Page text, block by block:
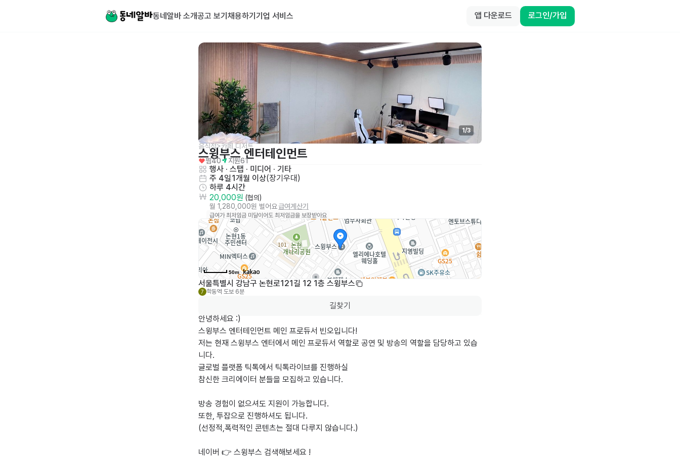
동네알바 소개공고 보기 채용하기 기업 서비스 앱 다운로드 로그인/가입
1/3
음식점>카페,디저트
스윙부스 엔터테인먼트
찜40 지원61
행사 · 스탭 · 미디어 · 기타
주 4일1개월 이상(장기우대 )
하루 4시간
20,000원 (협의)
월 1,280,000원 벌어요급여계산기
급여가 최저임금 미달이어도 최저임금을 보장받아요
50m
서울특별시 강남구 논현로121길 12 1층 스윙부스
7 학동역 도보 6분
길찾기
안녕하세요 :)
스윙부스 엔터테인먼트 메인 프로듀서 빈오입니다!
저는 현재 스윙부스 엔터에서 메인 프로듀서 역할로 공연 및 방송의 역할을 담당하고 있습
니다.
글로벌 플랫폼 틱톡에서 틱톡라이브를 진행하실
참신한 크리에이터 분들을 모집하고 있습니다.
방송 경험이 없으셔도 지원이 가능합니다.
또한, 투잡으로 진행하셔도 됩니다.
(선정적,폭력적인 콘텐츠는 절대 다루지 않습니다.)
네이버 👉 스윙부스 검색해보세요 !